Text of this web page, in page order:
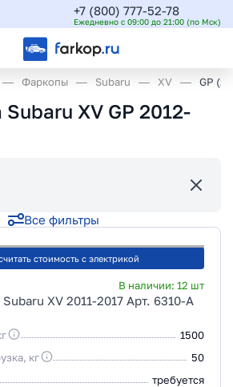
+7 (800) 777-52-78
Ежедневно с 09:00 до 21:00 (по Мск)
Фаркопы Subaru XV GP
XV GP 2012-
Все фильтры
стоимость с электрикой
В наличии: 12 шт
XV 2011-2017 Арт. 6310-A
1500
кг
50
требуется